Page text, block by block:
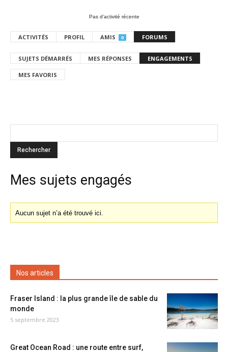
Pas d’activité récente
ACTIVITÉS PROFIL AMIS 0 FORUMS
SUJETS DÉMARRÉS MES RÉPONSES ENGAGEMENTS
MES FAVORIS
Mes sujets engagés
Aucun sujet n’a été trouvé ici.
Nos articles
Fraser Island : la plus grande île de sable du
monde
5 septembre 2023
Great Ocean Road : une route entre surf,